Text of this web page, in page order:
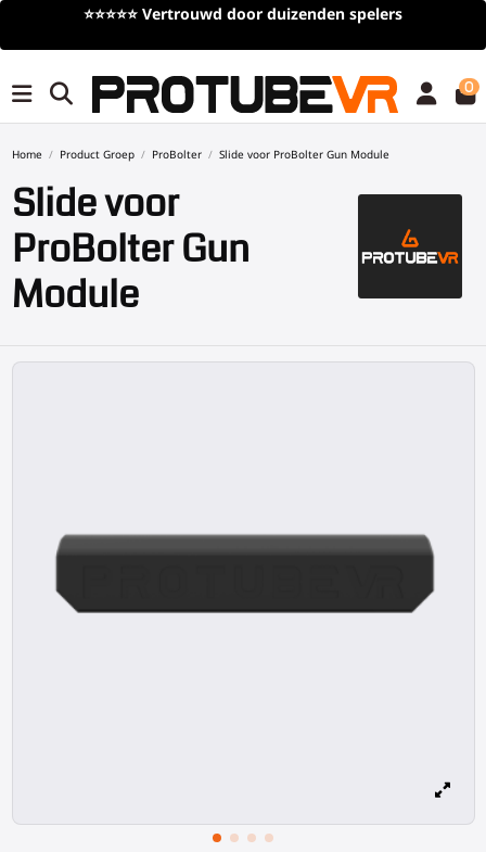
⭐⭐⭐⭐⭐ Vertrouwd door duizenden spelers
0
Home Product Groep ProBolter Slide voor ProBolter Gun Module
Slide voor
ProBolter Gun
Module